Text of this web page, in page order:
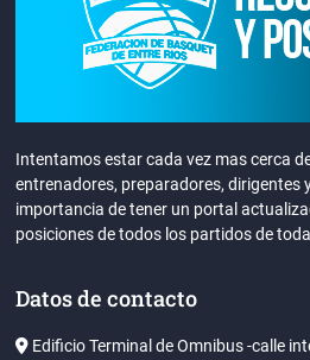
Intentamos estar cada vez mas cerca
entrenadores, preparadores, dirigentes
importancia de tener un portal
posiciones de todos los partidos de
Datos de contacto
Edificio Terminal de Omnibus -calle